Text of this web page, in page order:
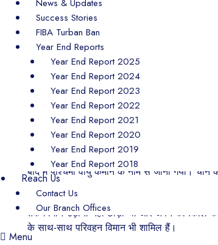
News & Updates
Success Stories
FIBA Turban Ban
Year End Reports
Year End Report 2025
Year End Report 2024
Year End Report 2023
Year End Report 2022
Year End Report 2021
Year End Report 2020
Year End Report 2019
Year End Report 2018
Reach Us
Contact Us
Our Branch Offices
Menu
सिद्धांतों पर आप चलते हैं तो आप कभी भी ज़िंदगी में
मार्शल अर्जन सिंह का जन्म 15 अप्रैल 1919 को
लिए चुने गए। वर्ष 1944 में उन्होंने अराकन
आजादी के दिन 15 अगस्त 1947 को मार्शल ने वायु
वायु सेना प्रमुख बनाए जाने के समय उनकी उम्र
सामना करते हुए भारत की विजय में महत्वपूर्ण भूमिका
“एयर मार्शल अर्जन सिंह हीरा हैं, वह अपने काम में
विंग कमांडर बनने के बाद वह रॉयल स्टाफ कॉलेज
बाद में पश्चिमी वायु कमान के नाम से जाना गया।
एक अगस्त 1964 को जब वायु सेना अपने आप को नई
तक विमान उड़ाना नहीं छोड़ा था और अपने कार्यकाल
के साथ-साथ परिवहन विमान भी शामिल हैं।